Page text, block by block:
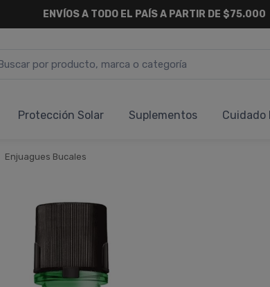
Protección Solar Suplementos Cuidado
Enjuagues Bucales